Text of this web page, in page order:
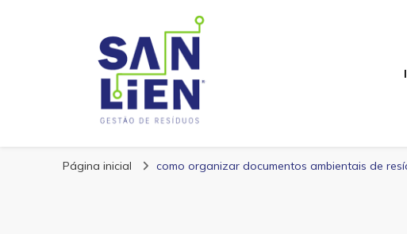
San Lien
Página inicial como organizar documentos ambientais de